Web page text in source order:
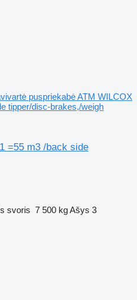
puspriekabė ATM WILCOX
tipper/disc-brakes,/weigh
=55 m3 /back side
svoris 7 500 kgAšys 3